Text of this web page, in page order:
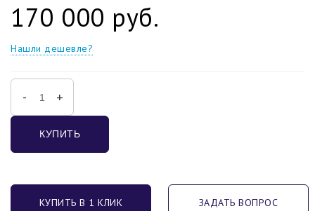
170 000 руб.
Нашли дешевле?
- +
КУПИТЬ
КУПИТЬ В 1 КЛИК ЗАДАТЬ ВОПРОС